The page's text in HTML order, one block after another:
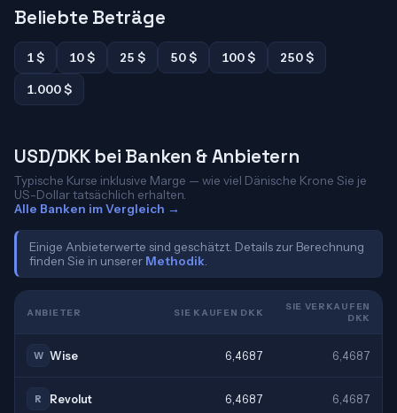
Beliebte Beträge
1 $ 10 $ 25 $ 50 $ 100 $
250 $
1.000 $
USD/DKK bei Banken & Anbietern
Typische Kurse inklusive Marge — wie viel Dänische Krone Sie je
US-Dollar tatsächlich erhalten.
Alle Banken im Vergleich →
Einige Anbieterwerte sind geschätzt. Details zur Berechnung
finden Sie in unserer Methodik
ANBIETER SIE KAUFEN DKK
SIE VERKAUFEN
DKK
W Wise 6,4687 6,4687
R Revolut 6,4687 6,4687